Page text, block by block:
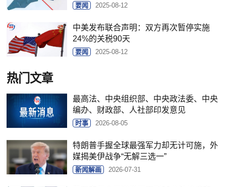
要闻 2025-08-12
中美发布联合声明：双方再次暂停实施
24%的关税90天
要闻 2025-08-12
热门文章
最高法、中央组织部、中央政法委、中央
编办、财政部、人社部印发意见
时事 2026-08-05
特朗普手握全球最强军力却无计可施，外
媒揭美伊战争“无解三选一”
新闻解画 2026-07-31